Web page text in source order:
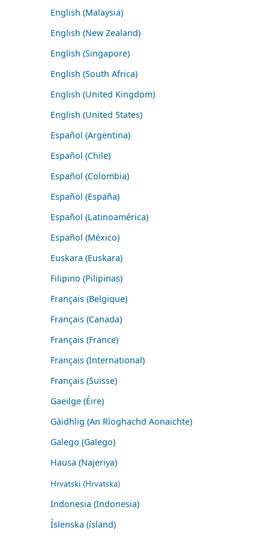
English (Malaysia)
English (New Zealand)
English (Singapore)
English (South Africa)
English (United Kingdom)
English (United States)
Español (Argentina)
Español (Chile)
Español (Colombia)
Español (España)
Español (Latinoamérica)
Español (México)
Euskara (Euskara)
Filipino (Pilipinas)
Français (Belgique)
Français (Canada)
Français (France)
Français (International)
Français (Suisse)
Gaeilge (Éire)
Gàidhlig (An Rìoghachd Aonaichte)
Galego (Galego)
Hausa (Najeriya)
Hrvatski (Hrvatska)
Indonesia (Indonesia)
Íslenska (ísland)